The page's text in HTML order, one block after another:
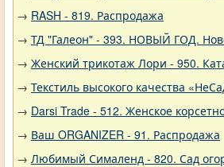
→ RASH - 819. Распродажа
→ ТД "Галеон" - 393. НОВЫЙ ГОД.
→ Женский трикотаж Лори - 950.
→ Текстиль высокого качества
→ Darsi Trade - 512. Женское
→ Ваш ORGANIZER - 91. Распродажа
→ Любимый Сималенд - 820. Сад